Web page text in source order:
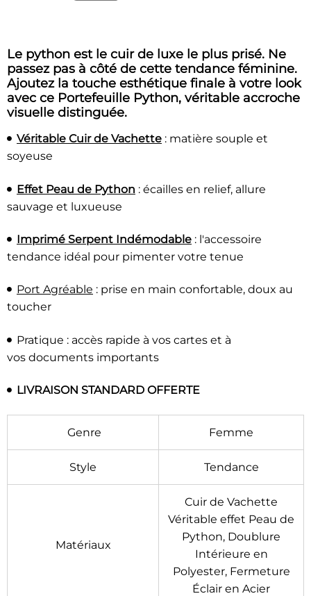
Le python est le cuir de luxe le plus prisé. Ne
passez pas à côté de cette tendance féminine.
Ajoutez la touche esthétique finale à votre look
avec ce Portefeuille Python, véritable accroche
visuelle distinguée.
Véritable Cuir de Vachette : matière souple et
soyeuse
Effet Peau de Python : écailles en relief, allure
sauvage et luxueuse
Imprimé Serpent Indémodable : l'accessoire
tendance idéal pour pimenter votre tenue
Port Agréable : prise en main confortable, doux au
toucher
Pratique : accès rapide à vos cartes et à
vos documents importants
LIVRAISON STANDARD OFFERTE
Genre Femme
Style Tendance
Matériaux
Cuir de Vachette
Véritable effet Peau de
Python, Doublure
Intérieure en
Polyester, Fermeture
Éclair en Acier